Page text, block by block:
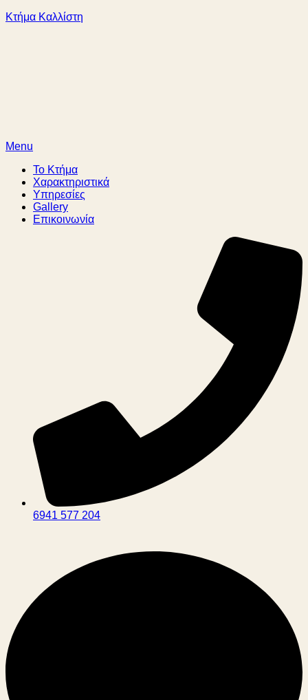
Κτήμα Καλλίστη
Menu
Το Κτήμα
Χαρακτηριστικά
Υπηρεσίες
Gallery
Επικοινωνία
6941 577 204